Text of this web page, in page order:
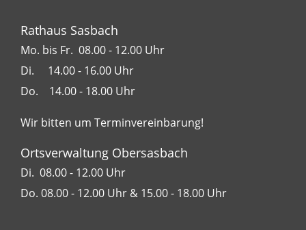
Rathaus Sasbach
Mo. bis Fr. 08.00 - 12.00 Uhr
Di. 14.00 - 16.00 Uhr
Do. 14.00 - 18.00 Uhr
Wir bitten um Terminvereinbarung!
Ortsverwaltung Obersasbach
Di. 08.00 - 12.00 Uhr
Do. 08.00 - 12.00 Uhr & 15.00 - 18.00 Uhr